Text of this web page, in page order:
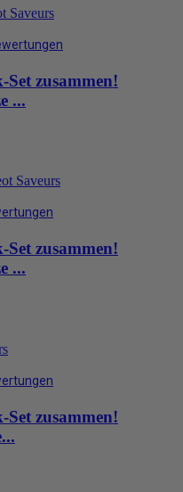
Set zusammen!
...
Set zusammen!
...
Set zusammen!